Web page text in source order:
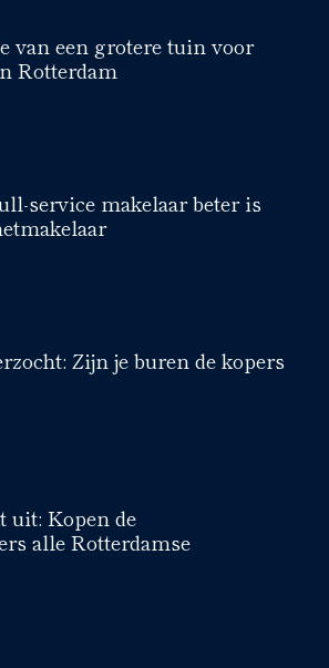
van een grotere tuin voor
Rotterdam
service makelaar beter is
Zijn je buren de kopers
uit: Kopen de
alle Rotterdamse